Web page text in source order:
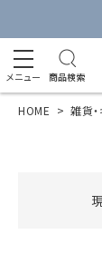
メニュー 商品検索
HOME 雑貨